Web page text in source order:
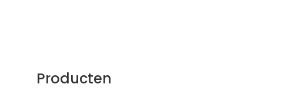
Producten